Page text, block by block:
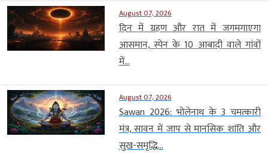
August 07, 2026
दिन में ग्रहण और रात में जगमगाएगा
आसमान, स्पेन के 10 आबादी वाले गांवों
में...
August 07, 2026
Sawan 2026: भोलेनाथ के 3 चमत्कारी
मंत्र, सावन में जाप से मानसिक शांति और
सुख-समृद्धि...